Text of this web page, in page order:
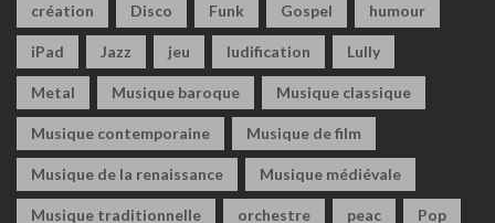
création Disco Funk Gospel humour
iPad Jazz jeu ludification Lully
Metal Musique baroque Musique classique
Musique contemporaine Musique de film
Musique de la renaissance Musique médiévale
Musique traditionnelle orchestre peac Pop